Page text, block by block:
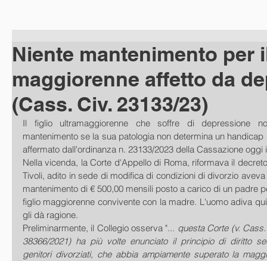
Niente mantenimento per
maggiorenne affetto da
(Cass. Civ. 23133/23)
Il figlio ultramaggiorenne che soffre di depressione
mantenimento se la sua patologia non determina un
affermato dall'ordinanza n. 23133/2023 della Cassazione oggi
Nella vicenda, la Corte d'Appello di Roma, riformava il
Tivoli, adito in sede di modifica di condizioni di divorzio
mantenimento di € 500,00 mensili posto a carico di un padre
figlio maggiorenne convivente con la madre. L'uomo adiva
gli dà ragione.
Preliminarmente, il Collegio osserva "... questa Corte (v.
38366/2021) ha più volte enunciato il principio di diritto
genitori divorziati, che abbia ampiamente superato la